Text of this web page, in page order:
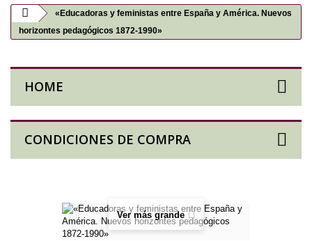
«Educadoras y feministas entre España y América. Nuevos
horizontes pedagógicos 1872-1990»
HOME
CONDICIONES DE COMPRA
Ver más grande